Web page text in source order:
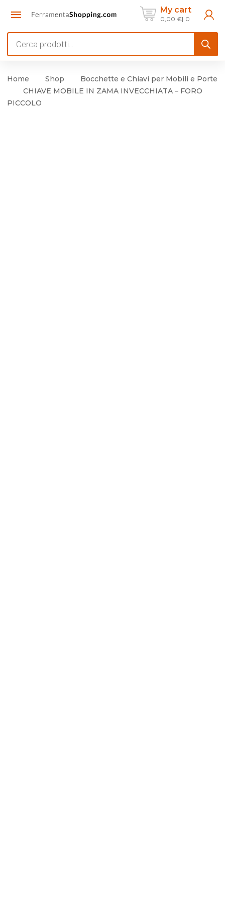
My cart
0,00 € 0
search
Home Shop
Bocchette e Chiavi per Mobili e Porte
CHIAVE MOBILE IN ZAMA INVECCHIATA – FORO
PICCOLO